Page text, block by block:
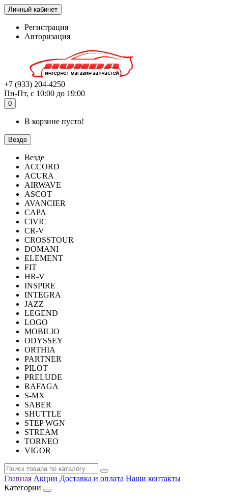
Личный кабинет
Регистрация
Авторизация
+7 (933) 204-4250
Пн-Пт, с 10:00 до 19:00
0
В корзине пусто!
Везде
Везде
ACCORD
ACURA
AIRWAVE
ASCOT
AVANCIER
CAPA
CIVIC
CR-V
CROSSTOUR
DOMANI
ELEMENT
FIT
HR-V
INSPIRE
INTEGRA
JAZZ
LEGEND
LOGO
MOBILIO
ODYSSEY
ORTHIA
PARTNER
PILOT
PRELUDE
RAFAGA
S-MX
SABER
SHUTTLE
STEP WGN
STREAM
TORNEO
VIGOR
Главная Акции Доставка и оплата Наши контакты
Категории